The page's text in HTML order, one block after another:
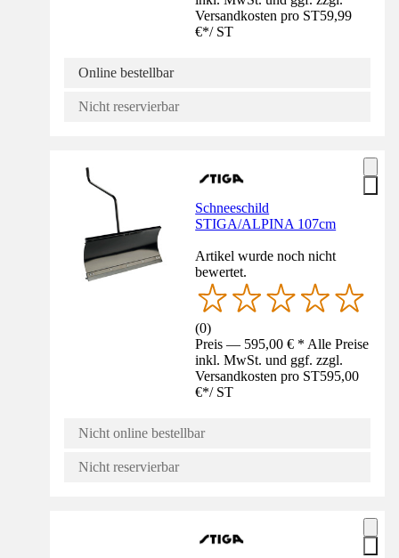
Versandkosten pro ST59,99
€*/ ST
Online bestellbar
Nicht reservierbar
Schneeschild
STIGA/ALPINA 107cm
Artikel wurde noch nicht
bewertet.
(0)
Preis — 595,00 € * Alle Preise
inkl. MwSt. und ggf. zzgl.
Versandkosten pro ST595,00
€*/ ST
Nicht online bestellbar
Nicht reservierbar